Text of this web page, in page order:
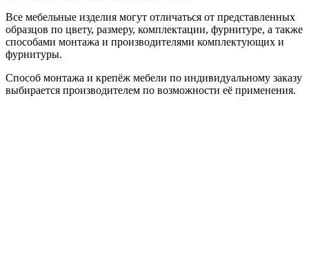
Все мебельные изделия могут отличаться от представленных
образцов по цвету, размеру, комплектации, фурнитуре, а также
способами монтажа и производителями комплектующих и
фурнитуры.
Способ монтажа и крепёж мебели по индивидуальному заказу
выбирается производителем по возможности её применения.